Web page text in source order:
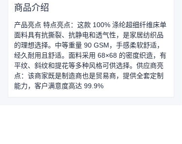
商品介绍
产品亮点 特点亮点：这款 100% 涤纶超细纤维床单
面料具有抗撕裂、抗静电和透气性，是家居纺织品
的理想选择。中等重量 90 GSM，手感柔软舒适，
经久耐用且舒适。面料采用 68×68 的密度织造，有
平纹、斜纹和提花等多种风格可供选择。供应商亮
点：该商家既是制造商也是贸易商，提供全套定制
能力，客户满意度高达 99.9%